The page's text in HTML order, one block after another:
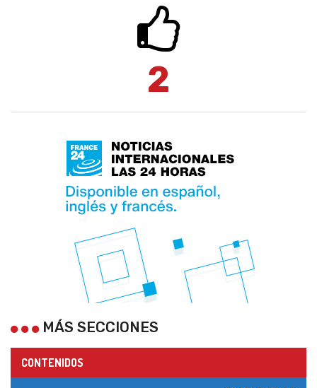
2
MÁS SECCIONES
CONTENIDOS